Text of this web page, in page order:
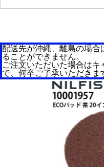
配送先が沖縄、離島の場合
ることができません。
ご注文いただいた場合は
で、何卒ご了承いただきま